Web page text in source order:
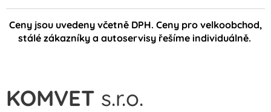
Ceny jsou uvedeny včetně DPH. Ceny pro velkoobchod,
stálé zákazníky a autoservisy řešíme individuálně.
KOMVET s.r.o.